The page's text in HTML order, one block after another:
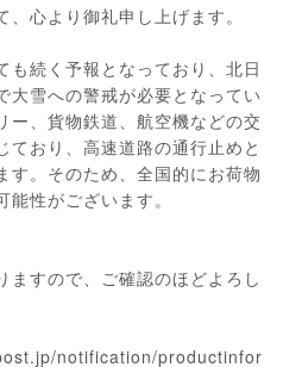
心より御礼申し上げます。
も続く予報となっており、北日
大雪への警戒が必要となってい
ー、貨物鉄道、航空機などの交
ており、高速道路の通行止めと
す。そのため、全国的にお荷物
性がございます。
ますので、ご確認のほどよろし
notification/productinfor